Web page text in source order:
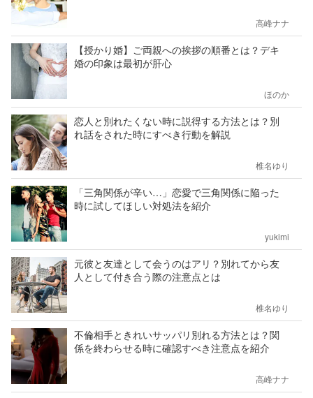
高峰ナナ
【授かり婚】ご両親への挨拶の順番とは？デキ
婚の印象は最初が肝心
ほのか
恋人と別れたくない時に説得する方法とは？別
れ話をされた時にすべき行動を解説
椎名ゆり
「三角関係が辛い…」恋愛で三角関係に陥った
時に試してほしい対処法を紹介
yukimi
元彼と友達として会うのはアリ？別れてから友
人として付き合う際の注意点とは
椎名ゆり
不倫相手ときれいサッパリ別れる方法とは？関
係を終わらせる時に確認すべき注意点を紹介
高峰ナナ